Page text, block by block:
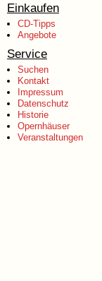
Einkaufen
CD-Tipps
Angebote
Service
Suchen
Kontakt
Impressum
Datenschutz
Historie
Opernhäuser
Veranstaltungen